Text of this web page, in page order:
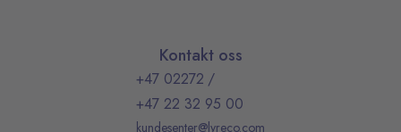
Kontakt oss
+47 02272 /
+47 22 32 95 00
kundesenter@lyreco.com